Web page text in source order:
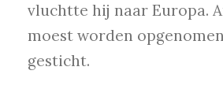
vluchtte hij naar Europa.
moest worden
gesticht.